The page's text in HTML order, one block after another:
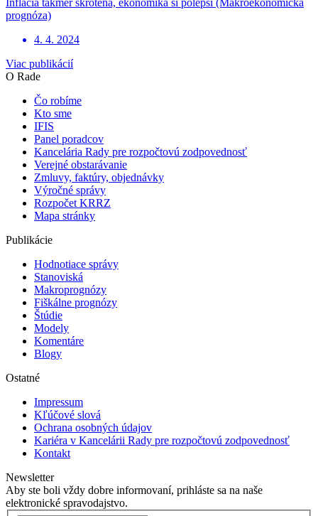
Inflácia takmer skrotená, ekonomika si polepší (Makroekonomická
prognóza)
4. 4. 2024
Viac publikácií
O Rade
Čo robíme
Kto sme
IFIS
Panel poradcov
Kancelária Rady pre rozpočtovú zodpovednosť
Verejné obstarávanie
Zmluvy, faktúry, objednávky
Výročné správy
Rozpočet KRRZ
Mapa stránky
Publikácie
Hodnotiace správy
Stanoviská
Makroprognózy
Fiškálne prognózy
Štúdie
Modely
Komentáre
Blogy
Ostatné
Impressum
Kľúčové slová
Ochrana osobných údajov
Kariéra v Kancelárii Rady pre rozpočtovú zodpovednosť
Kontakt
Newsletter
Aby ste boli vždy dobre informovaní, prihláste sa na naše
elektronické spravodajstvo.